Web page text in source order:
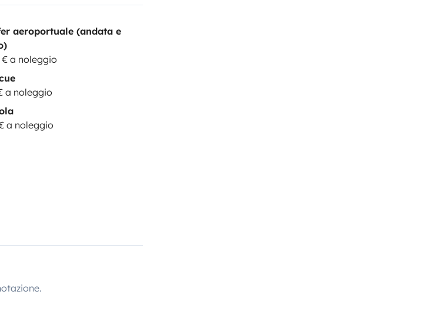
aeroportuale (andata e
€ a noleggio
a noleggio
a noleggio